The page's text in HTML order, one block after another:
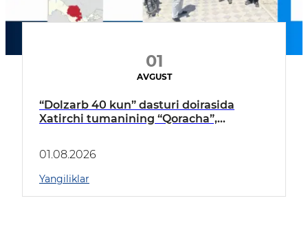
01
AVGUST
“Dolzarb 40 kun” dasturi doirasida
Xatirchi tumanining “Qoracha”,
borildi
01.08.2026
Yangiliklar